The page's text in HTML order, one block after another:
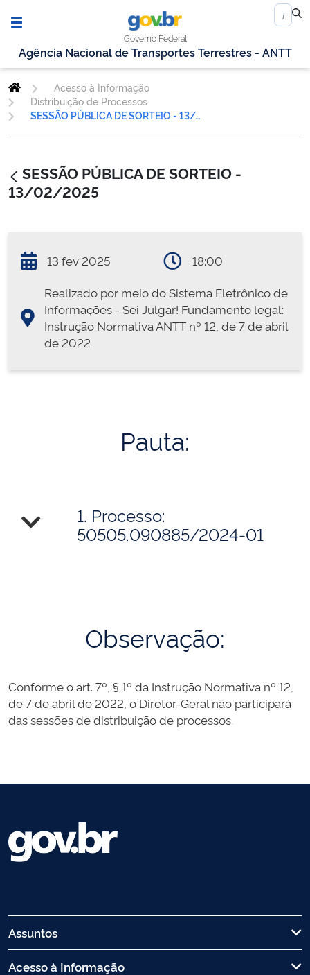
Governo Federal
Agência Nacional de Transportes Terrestres - ANTT
Acesso à Informação
Distribuição de Processos
SESSÃO PÚBLICA DE SORTEIO - 13/02/2025
SESSÃO PÚBLICA DE SORTEIO -
13/02/2025
13 fev 2025
18:00
Realizado por meio do Sistema Eletrônico de
Informações - Sei Julgar! Fundamento legal:
Instrução Normativa ANTT nº 12, de 7 de abril
de 2022
Pauta:
1. Processo:
50505.090885/2024-01
Observação:
Conforme o art. 7º, § 1º da Instrução Normativa nº 12,
de 7 de abril de 2022, o Diretor-Geral não participará
das sessões de distribuição de processos.
Assuntos
Acesso à Informação